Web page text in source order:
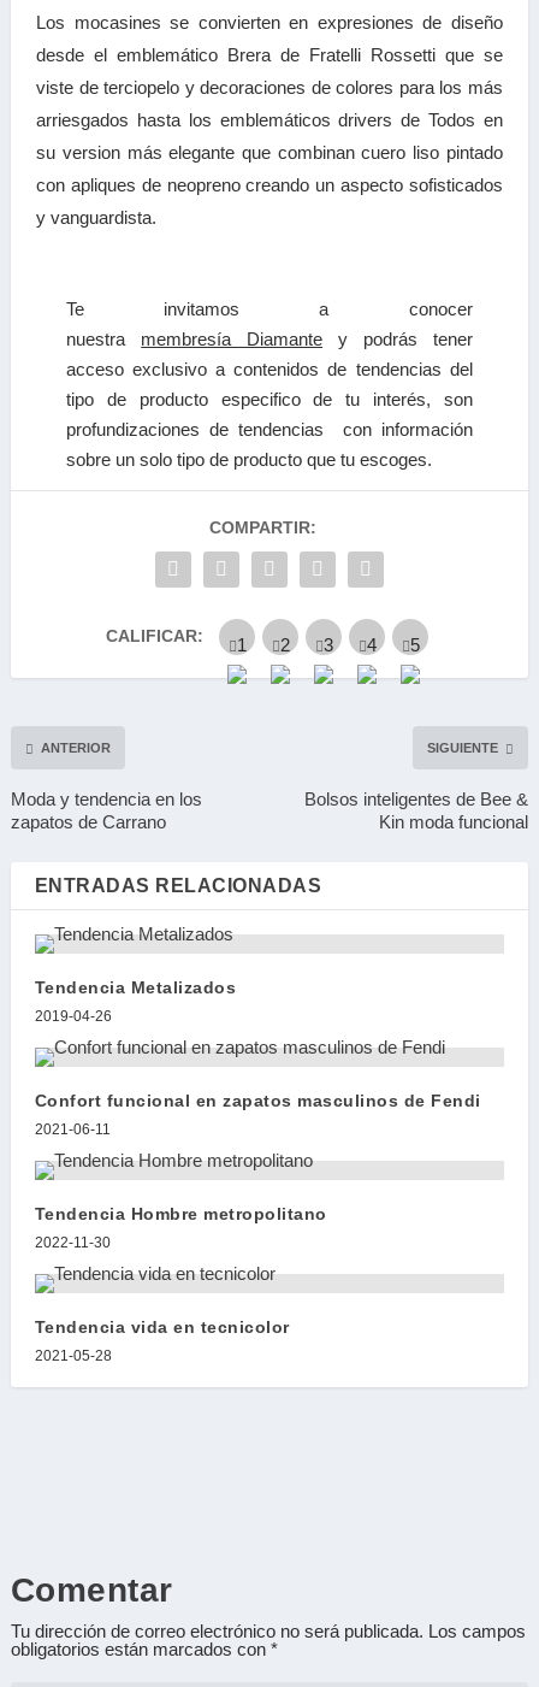
Los mocasines se convierten en expresiones de diseño
desde el emblemático Brera de Fratelli Rossetti que se
viste de terciopelo y decoraciones de colores para los más
arriesgados hasta los emblemáticos drivers de Todos en
su version más elegante que combinan cuero liso pintado
con apliques de neopreno creando un aspecto sofisticados
y vanguardista.
Te invitamos a conocer
nuestra membresía Diamante y podrás tener
acceso exclusivo a contenidos de tendencias del
tipo de producto especifico de tu interés, son
profundizaciones de tendencias con información
sobre un solo tipo de producto que tu escoges.
COMPARTIR:
CALIFICAR:
ANTERIOR
Moda y tendencia en los
zapatos de Carrano
SIGUIENTE
Bolsos inteligentes de Bee &
Kin moda funcional
ENTRADAS RELACIONADAS
Tendencia Metalizados
2019-04-26
Confort funcional en zapatos masculinos de Fendi
2021-06-11
Tendencia Hombre metropolitano
2022-11-30
Tendencia vida en tecnicolor
2021-05-28
Comentar
Tu dirección de correo electrónico no será publicada. Los campos
obligatorios están marcados con *